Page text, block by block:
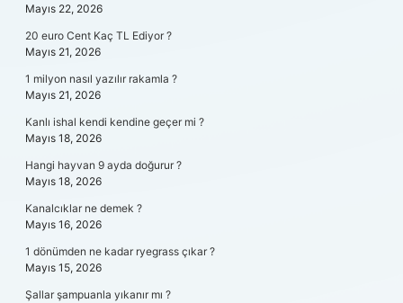
Mayıs 22, 2026
20 euro Cent Kaç TL Ediyor ?
Mayıs 21, 2026
1 milyon nasıl yazılır rakamla ?
Mayıs 21, 2026
Kanlı ishal kendi kendine geçer mi ?
Mayıs 18, 2026
Hangi hayvan 9 ayda doğurur ?
Mayıs 18, 2026
Kanalcıklar ne demek ?
Mayıs 16, 2026
1 dönümden ne kadar ryegrass çıkar ?
Mayıs 15, 2026
Şallar şampuanla yıkanır mı ?